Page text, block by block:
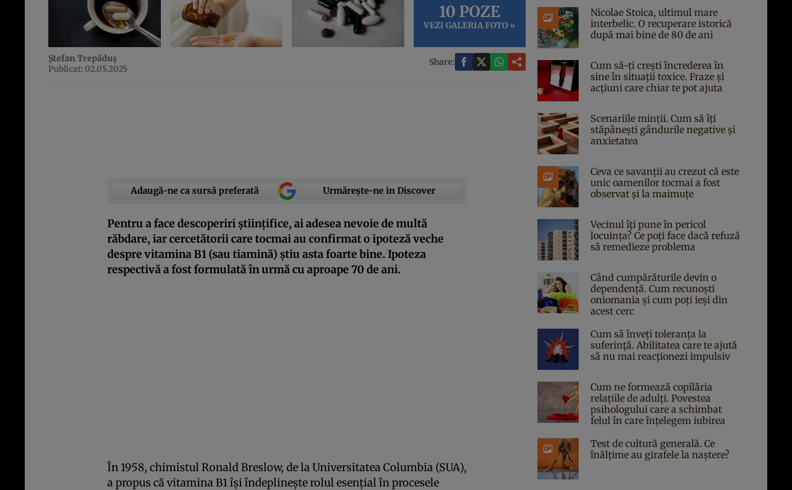
10 POZE
VEZI GALERIA FOTO »
Ștefan Trepăduș
Publicat: 02.05.2025
Share:
Adaugă-ne ca sursă preferată Urmărește-ne in Discover
Pentru a face descoperiri științifice, ai adesea nevoie de multă
răbdare, iar cercetătorii care tocmai au confirmat o ipoteză veche
despre vitamina B1 (sau tiamină) știu asta foarte bine. Ipoteza
respectivă a fost formulată în urmă cu aproape 70 de ani.
În 1958, chimistul Ronald Breslow, de la Universitatea Columbia (SUA),
a propus că vitamina B1 își îndeplinește rolul esențial în procesele
Nicolae Stoica, ultimul mare
interbelic. O recuperare istorică
după mai bine de 80 de ani
Cum să-ți crești încrederea în
sine în situații toxice. Fraze și
acțiuni care chiar te pot ajuta
Scenariile minții. Cum să îți
stăpânești gândurile negative și
anxietatea
Ceva ce savanții au crezut că este
unic oamenilor tocmai a fost
observat și la maimuțe
Vecinul îți pune în pericol
locuința? Ce poți face dacă refuză
să remedieze problema
Când cumpărăturile devin o
dependență. Cum recunoști
oniomania și cum poți ieși din
acest cerc
Cum să înveți toleranța la
suferință. Abilitatea care te ajută
să nu mai reacționezi impulsiv
Cum ne formează copilăria
relațiile de adulți. Povestea
psihologului care a schimbat
felul în care înțelegem iubirea
Test de cultură generală. Ce
înălțime au girafele la naștere?